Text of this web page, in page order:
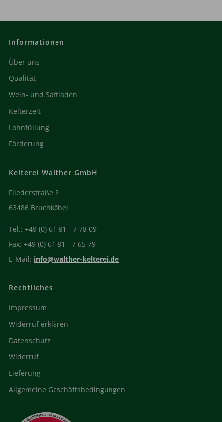
Informationen
Über uns
Qualität
Wein- und Saftladen
Kelterzeit
Lohnfüllung
Förderung
Kelterei Walther GmbH
Fliederstraße 2
63486 Bruchköbel
Tel.: +49 (0) 61 81 - 7 78 09
Fax: +49 (0) 61 81 - 7 65 79
E-Mail: info@walther-kelterei.de
Rechtliches
Impressum
Widerruf erklären
Datenschutz
Widerruf
Lieferung
Allgemeine Geschäftsbedingungen